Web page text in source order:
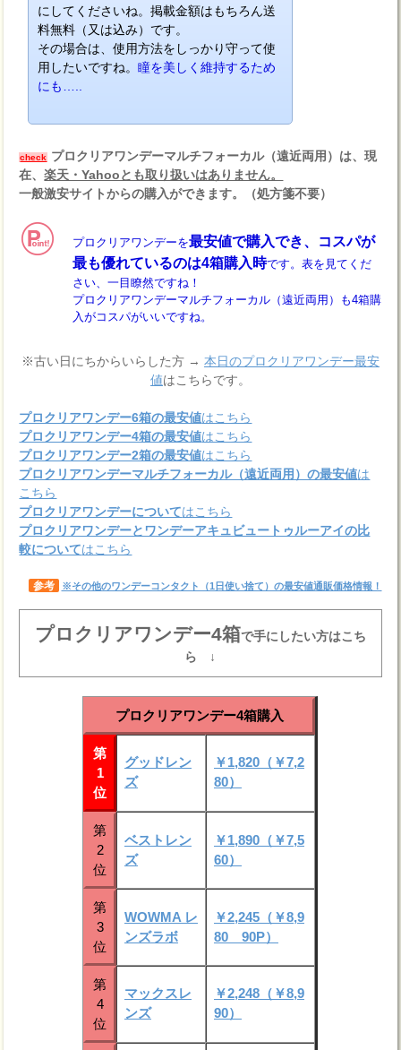
にしてくださいね。掲載金額はもちろん送
料無料（又は込み）です。
その場合は、使用方法をしっかり守って使
用したいですね。瞳を美しく維持するため
にも…..
check
プロクリアワンデーマルチフォーカル（遠近両用）は、現
在、楽天・Yahooとも取り扱いはありません。
一般激安サイトからの購入ができます。（処方箋不要）
プロクリアワンデーを最安値で購入でき、コスパが
最も優れているのは4箱購入時です。表を見てくだ
さい、一目瞭然ですね！
プロクリアワンデーマルチフォーカル（遠近両用）も4箱購
入がコスパがいいですね。
※古い日にちからいらした方 → 本日のプロクリアワンデー最安
値はこちらです。
プロクリアワンデー6箱の最安値はこちら
プロクリアワンデー4箱の最安値はこちら
プロクリアワンデー2箱の最安値はこちら
プロクリアワンデーマルチフォーカル（遠近両用）の最安値は
こちら
プロクリアワンデーについてはこちら
プロクリアワンデーとワンデーアキュビュートゥルーアイの比
較についてはこちら
参考 ※その他のワンデーコンタクト（1日使い捨て）の最安値通販価格情報！
プロクリアワンデー4箱で手にしたい方はこち
ら ↓
プロクリアワンデー4箱購入
第
1
位
グッドレン
ズ
￥1,820（￥7,2
80）
第
2
位
ベストレン
ズ
￥1,890（￥7,5
60）
第
3
位
WOWMA レ
ンズラボ
￥2,245（￥8,9
80 90P）
第
4
位
マックスレ
ンズ
￥2,248（￥8,9
90）